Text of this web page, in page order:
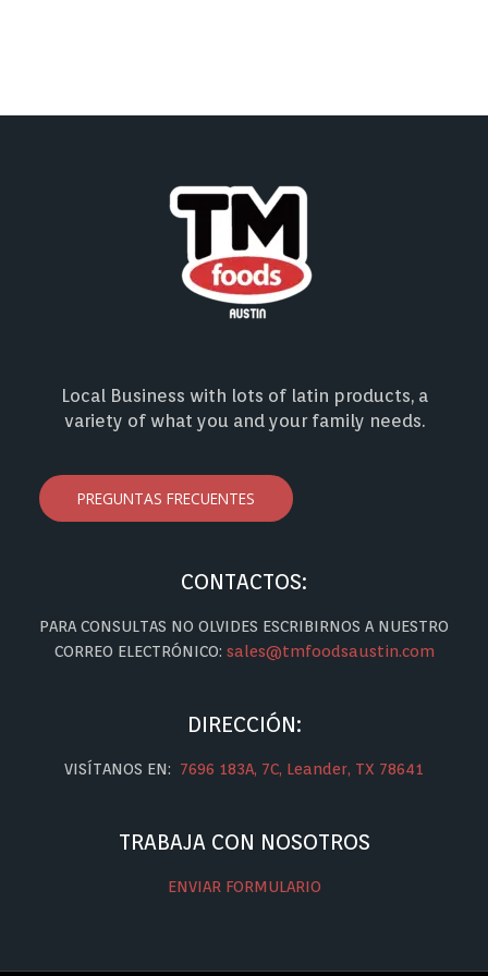
Local Business with lots of latin products, a
variety of what you and your family needs.
PREGUNTAS FRECUENTES
CONTACTOS:
PARA CONSULTAS NO OLVIDES ESCRIBIRNOS A NUESTRO
CORREO ELECTRÓNICO: sales@tmfoodsaustin.com
DIRECCIÓN:
VISÍTANOS EN: 7696 183A, 7C, Leander, TX 78641
TRABAJA CON NOSOTROS
ENVIAR FORMULARIO